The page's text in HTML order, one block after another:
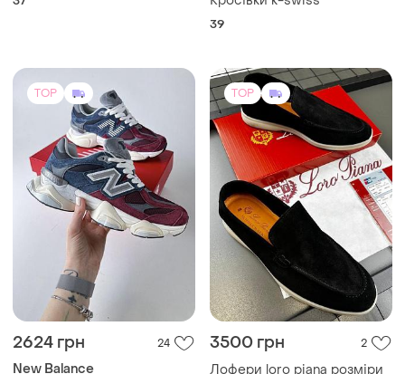
TOP
2624 грн
TOP
3500 грн